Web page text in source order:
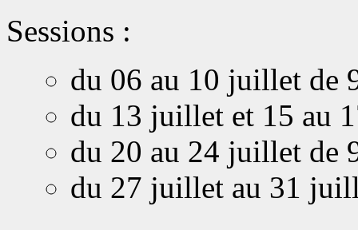
Sessions :
du 06 au 10 juillet de
du 13 juillet et 15 au
du 20 au 24 juillet de
du 27 juillet au 31